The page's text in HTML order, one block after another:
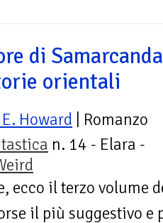
di
orientali
Howard | Romanzo
n. 14 - Elara -
ecco il terzo volume
il più suggestivo